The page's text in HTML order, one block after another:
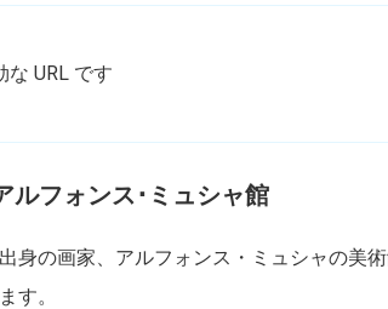
な URL です
ルフォンス･ミュシャ館
身の画家、アルフォンス・ミュシャの美
す。